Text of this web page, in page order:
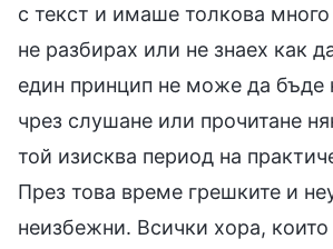
с текст и имаше толкова
не разбирах или не знаех как
един принцип не може да бъде
чрез слушане или прочитане
той изисква период на
През това време грешките и
неизбежни. Всички хора,